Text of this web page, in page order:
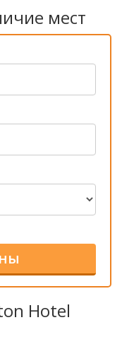
мест
Hotel